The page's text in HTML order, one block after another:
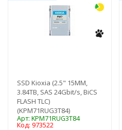
SSD Kioxia (2.5" 15MM,
3.84TB, SAS 24Gbit/s, BiCS
FLASH TLC)
(KPM71RUG3T84)
Арт: KPM71RUG3T84
Код: 973522